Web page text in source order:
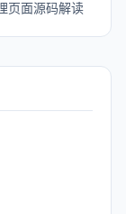
页面源码解读